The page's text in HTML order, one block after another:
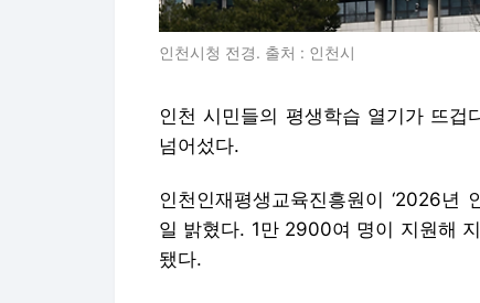
인천시청 전경. 출처 : 인천시
인천 시민들의 평생학습 열기가 뜨
넘어섰다.
인천인재평생교육진흥원이 ‘2026년
일 밝혔다. 1만 2900여 명이 지원해
됐다.